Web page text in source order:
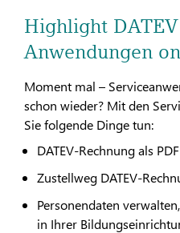
Highlight
Anwendungen
Moment mal –
schon wieder? Mit den
Sie folgende Dinge tun:
DATEV-Rechnung als
Zustellweg DATEV-
Personendaten
in Ihrer